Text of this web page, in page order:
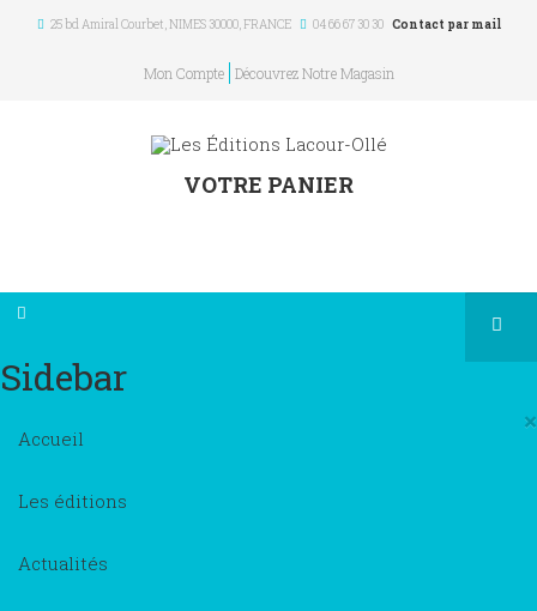
25 bd Amiral Courbet, NIMES 30000,FRANCE 04 66 67 30 30 Contact par mail
Mon Compte Découvrez Notre Magasin
VOTRE PANIER
Sidebar
×
Accueil
Les éditions
Actualités